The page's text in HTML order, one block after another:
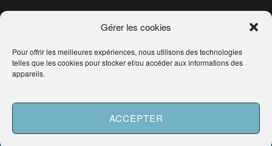
Gérer les cookies
Pour offrir les meilleures expériences, nous utilisons des technologies
telles que les cookies pour stocker et/ou accéder aux informations des
appareils.
ACCEPTER
COPYRIGHT © 2026 · TROUVERVOTREAVOCAT.COM, ÉDITÉ PAR
LA SOCIÉTÉAWATECH- 91, RUE DU FAUBOURG ST HONORÉ
Français